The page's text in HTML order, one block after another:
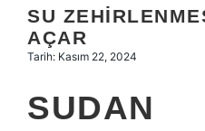
Hakkımızda
SU
AÇAR
Tarih: Kasım 22, 2024
SUDAN